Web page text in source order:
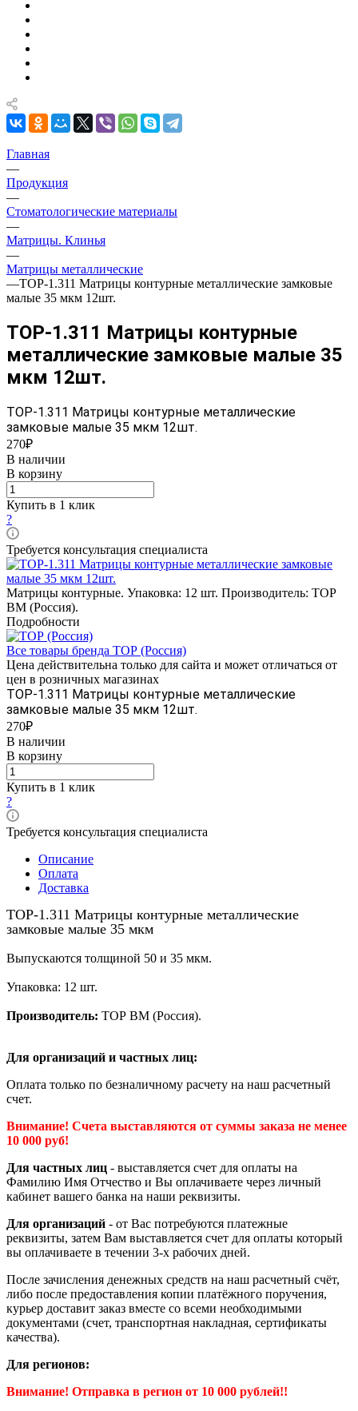
Главная
—
Продукция
—
Стоматологические материалы
—
Матрицы. Клинья
—
Матрицы металлические
—ТОР-1.311 Матрицы контурные металлические замковые
малые 35 мкм 12шт.
ТОР-1.311 Матрицы контурные
металлические замковые малые 35
мкм 12шт.
ТОР-1.311 Матрицы контурные металлические
замковые малые 35 мкм 12шт.
270₽
В наличии
В корзину
Купить в 1 клик
?
Требуется консультация специалиста
Матрицы контурные. Упаковка: 12 шт. Производитель: ТОР
BM (Россия).
Подробности
Все товары бренда ТОР (Россия)
Цена действительна только для сайта и может отличаться от
цен в розничных магазинах
ТОР-1.311 Матрицы контурные металлические
замковые малые 35 мкм 12шт.
270₽
В наличии
В корзину
Купить в 1 клик
?
Требуется консультация специалиста
Описание
Оплата
Доставка
ТОР-1.311 Матрицы контурные металлические
замковые малые 35 мкм
Выпускаются толщиной 50 и 35 мкм.
Упаковка: 12 шт.
Производитель: ТОР BM (Россия).
Для организаций и частных лиц:
Оплата только по безналичному расчету на наш расчетный
счет.
Внимание! Счета выставляются от суммы заказа не менее
10 000 руб!
Для частных лиц - выставляется счет для оплаты на
Фамилию Имя Отчество и Вы оплачиваете через личный
кабинет вашего банка на наши реквизиты.
Для организаций - от Вас потребуются платежные
реквизиты, затем Вам выставляется счет для оплаты который
вы оплачиваете в течении 3-х рабочих дней.
После зачисления денежных средств на наш расчетный счёт,
либо после предоставления копии платёжного поручения,
курьер доставит заказ вместе со всеми необходимыми
документами (счет, транспортная накладная, сертификаты
качества).
Для регионов:
Внимание! Отправка в регион от 10 000 рублей!!